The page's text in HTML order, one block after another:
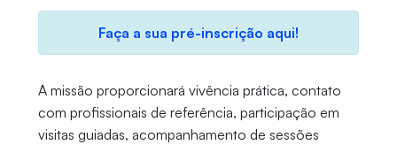
Faça a sua pré-inscrição aqui!
A missão proporcionará vivência prática, contato
com profissionais de referência, participação em
visitas guiadas, acompanhamento de sessões